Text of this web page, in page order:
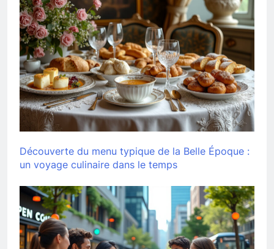
Découverte du menu typique de la Belle Époque :
un voyage culinaire dans le temps